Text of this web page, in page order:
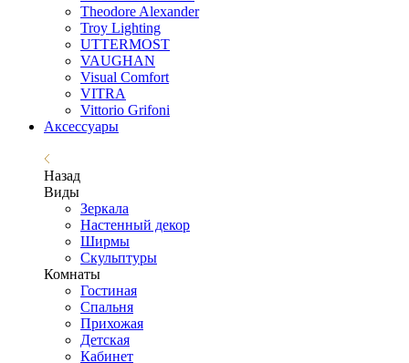
Theodore Alexander
Troy Lighting
UTTERMOST
VAUGHAN
Visual Comfort
VITRA
Vittorio Grifoni
Аксессуары
Назад
Виды
Зеркала
Настенный декор
Ширмы
Скульптуры
Комнаты
Гостиная
Спальня
Прихожая
Детская
Кабинет